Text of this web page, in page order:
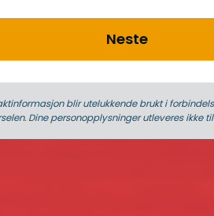
Neste
blir utelukkende brukt i
Dine person­­opplysninger utleveres ikke